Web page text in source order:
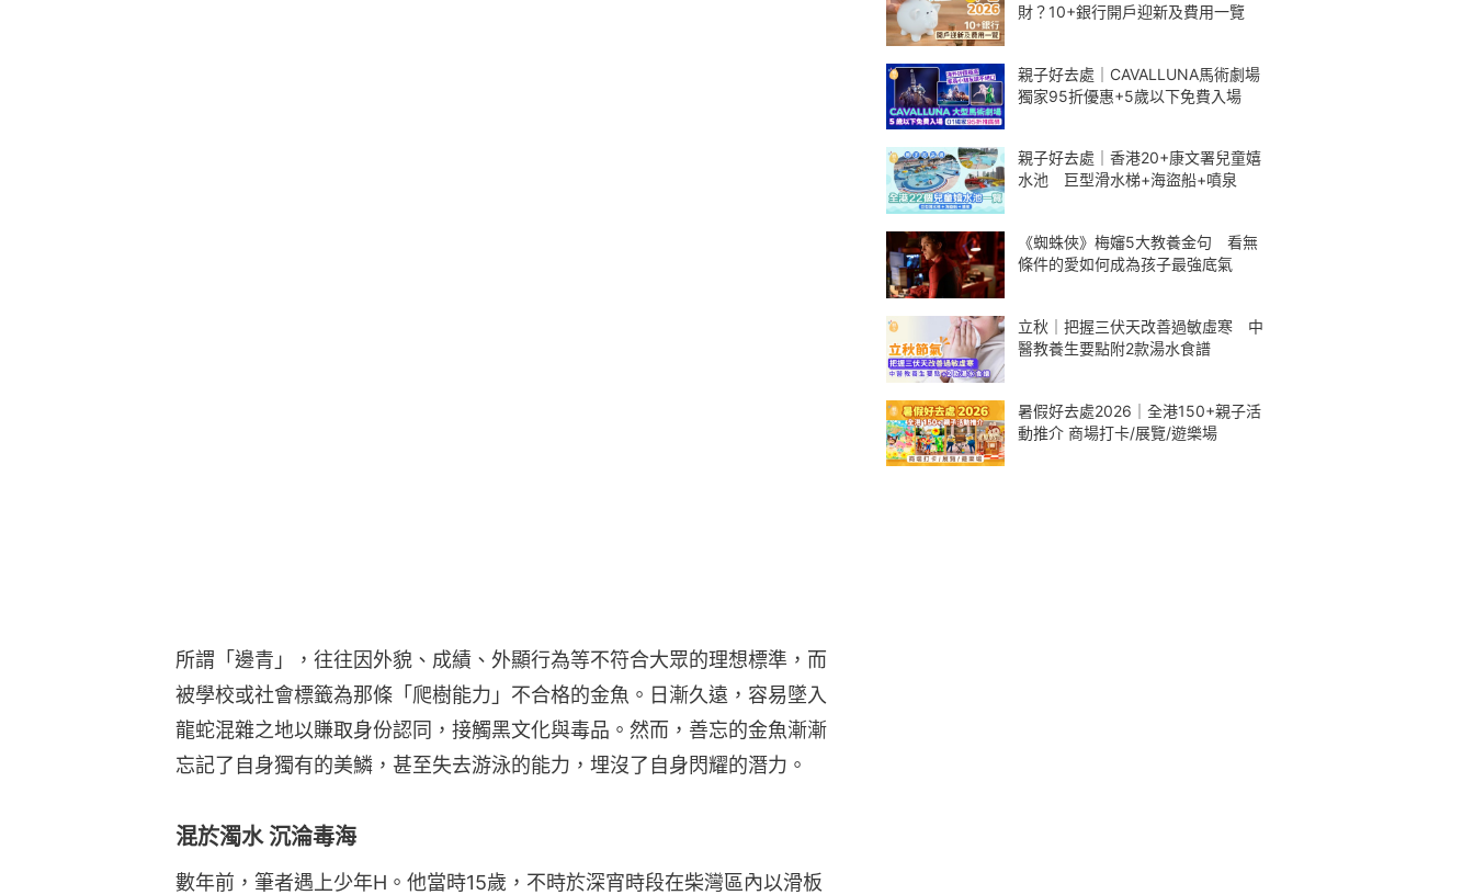
所謂「邊青」，往往因外貌、成績、外顯行為等不符合大眾的理想標準，而
被學校或社會標籤為那條「爬樹能力」不合格的金魚。日漸久遠，容易墜入
龍蛇混雜之地以賺取身份認同，接觸黑文化與毒品。然而，善忘的金魚漸漸
忘記了自身獨有的美鱗，甚至失去游泳的能力，埋沒了自身閃耀的潛力。
混於濁水 沉淪毒海
數年前，筆者遇上少年H。他當時15歲，不時於深宵時段在柴灣區內以滑板
財？10+銀行開戶迎新及費用一覽
親子好去處｜CAVALLUNA馬術劇場
獨家95折優惠+5歲以下免費入場
親子好去處｜香港20+康文署兒童嬉
水池 巨型滑水梯+海盜船+噴泉
《蜘蛛俠》梅嬸5大教養金句 看無
條件的愛如何成為孩子最強底氣
立秋｜把握三伏天改善過敏虛寒 中
醫教養生要點附2款湯水食譜
暑假好去處2026｜全港150+親子活
動推介 商場打卡/展覽/遊樂場